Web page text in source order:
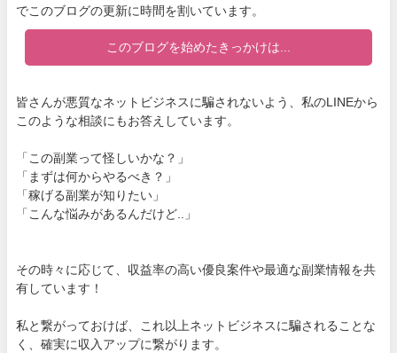
でこのブログの更新に時間を割いています。
このブログを始めたきっかけは...
皆さんが悪質なネットビジネスに騙されないよう、私のLINEから
このような相談にもお答えしています。
「この副業って怪しいかな？」
「まずは何からやるべき？」
「稼げる副業が知りたい」
「こんな悩みがあるんだけど..」
その時々に応じて、収益率の高い優良案件や最適な副業情報を共
有しています！
私と繋がっておけば、これ以上ネットビジネスに騙されることな
く、確実に収入アップに繋がります。